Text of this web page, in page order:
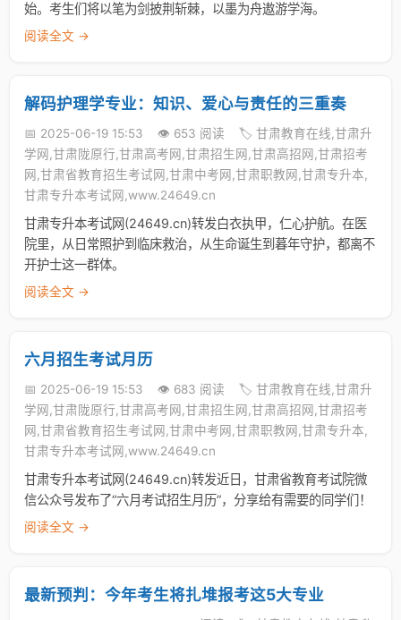
始。考生们将以笔为剑披荆斩棘，以墨为舟遨游学海。
阅读全文 →
解码护理学专业：知识、爱心与责任的三重奏
📅 2025-06-19 15:53 👁️ 653 阅读
🏷️ 甘肃教育在线,甘肃升
学网,甘肃陇原行,甘肃高考网,甘肃招生网,甘肃高招网,甘肃招考
网,甘肃省教育招生考试网,甘肃中考网,甘肃职教网,甘肃专升本,
甘肃专升本考试网,www.24649.cn
甘肃专升本考试网(24649.cn)转发白衣执甲，仁心护航。在医
院里，从日常照护到临床救治，从生命诞生到暮年守护，都离不
开护士这一群体。
阅读全文 →
六月招生考试月历
📅 2025-06-19 15:53 👁️ 683 阅读
🏷️ 甘肃教育在线,甘肃升
学网,甘肃陇原行,甘肃高考网,甘肃招生网,甘肃高招网,甘肃招考
网,甘肃省教育招生考试网,甘肃中考网,甘肃职教网,甘肃专升本,
甘肃专升本考试网,www.24649.cn
甘肃专升本考试网(24649.cn)转发近日，甘肃省教育考试院微
信公众号发布了“六月考试招生月历”，分享给有需要的同学们！
阅读全文 →
最新预判：今年考生将扎堆报考这5大专业